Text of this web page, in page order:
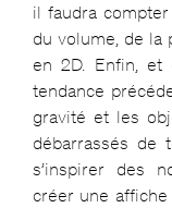
il faudra
du volume, de la
en 2D. Enfin, et
tendance
gravité et les
débarrassés de
s’inspirer des
créer une